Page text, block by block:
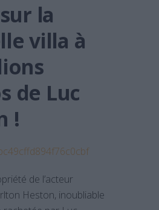
la
villa à
de Luc
!
de l’acteur
Heston, inoubliable